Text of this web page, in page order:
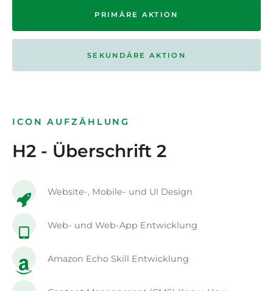
PRIMÄRE AKTION
SEKUNDÄRE AKTION
ICON AUFZÄHLUNG
H2 - Überschrift 2
Website-, Mobile- und UI Design
Web- und Web-App Entwicklung
Amazon Echo Skill Entwicklung